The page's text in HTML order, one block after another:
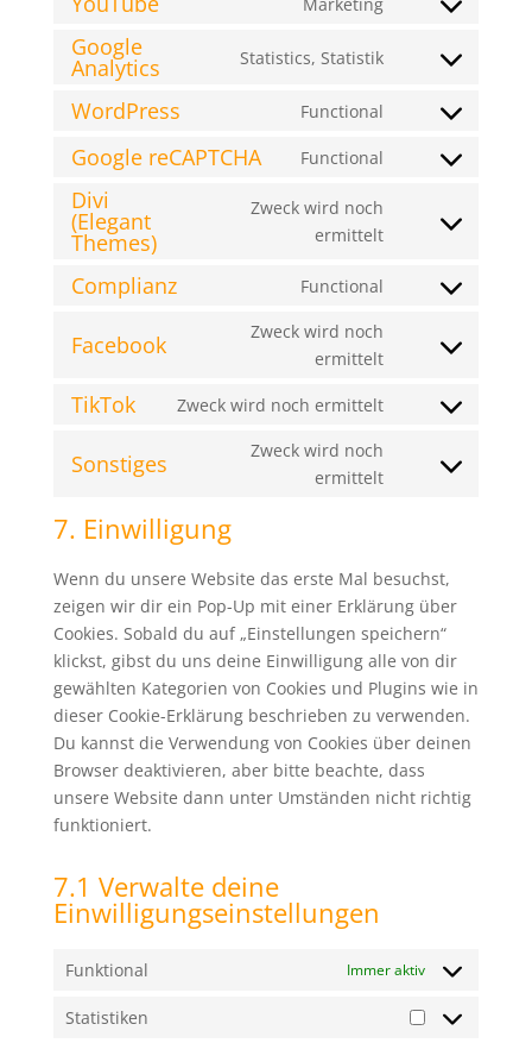
google-
google-
Consent
service
Google
Analytics Statistics, Statistik
Consent
service
google-
WordPress Functional
Consent
Google reCAPTCHA Functional
Consent
service
recaptcha
Divi
(Elegant
Themes)
Zweck wird noch
ermittelt
Consent
service
(elegant-
Complianz Functional
Consent
service
Facebook
Zweck wird noch
ermittelt
Consent
service
TikTok Zweck wird noch ermittelt
Consent
service
Sonstiges
Zweck wird noch
ermittelt
Consent
7. Einwilligung
Wenn du unsere Website das erste Mal besuchst,
zeigen wir dir ein Pop-Up mit einer Erklärung über
Cookies. Sobald du auf „Einstellungen speichern“
klickst, gibst du uns deine Einwilligung alle von dir
gewählten Kategorien von Cookies und Plugins wie in
dieser Cookie-Erklärung beschrieben zu verwenden.
Du kannst die Verwendung von Cookies über deinen
Browser deaktivieren, aber bitte beachte, dass
unsere Website dann unter Umständen nicht richtig
funktioniert.
7.1 Verwalte deine
Einwilligungseinstellungen
Funktional Immer aktiv
Statistiken
Statistiken